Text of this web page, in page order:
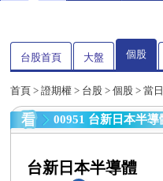
台股首頁 大盤 個股
首頁 > 證期權 > 台股 > 個股 > 當
00951 台新日本半導
台新日本半導體